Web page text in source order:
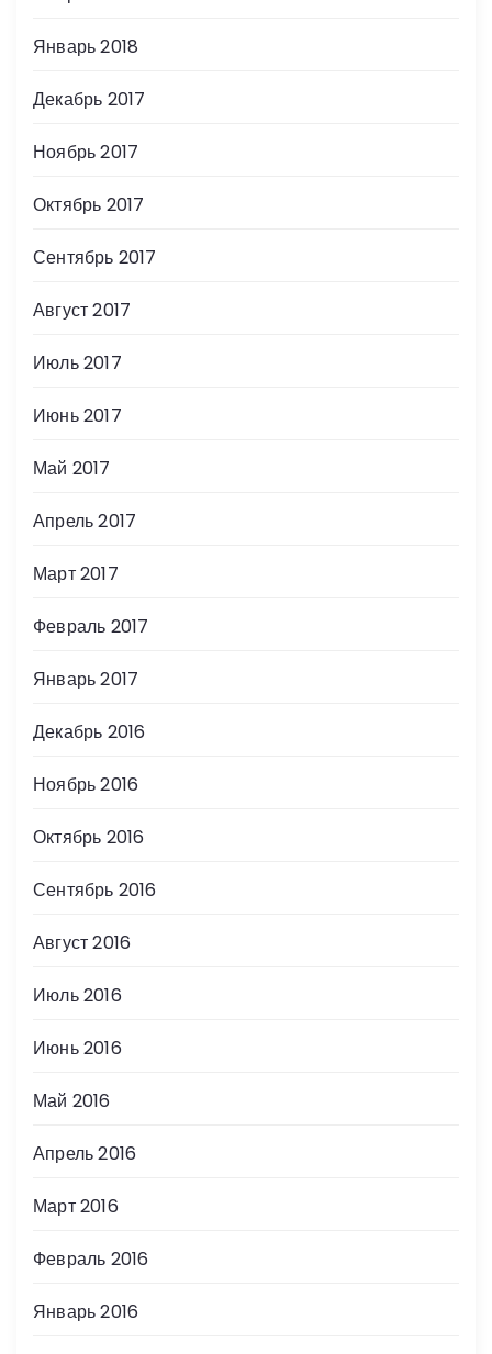
Январь 2018
Декабрь 2017
Ноябрь 2017
Октябрь 2017
Сентябрь 2017
Август 2017
Июль 2017
Июнь 2017
Май 2017
Апрель 2017
Март 2017
Февраль 2017
Январь 2017
Декабрь 2016
Ноябрь 2016
Октябрь 2016
Сентябрь 2016
Август 2016
Июль 2016
Июнь 2016
Май 2016
Апрель 2016
Март 2016
Февраль 2016
Январь 2016